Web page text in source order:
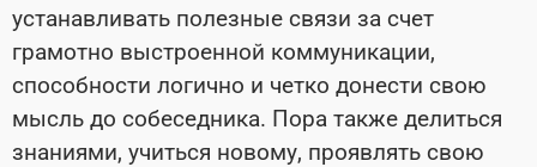
устанавливать полезные связи за счет
грамотно выстроенной коммуникации,
способности логично и четко донести свою
мысль до собеседника. Пора также делиться
знаниями, учиться новому, проявлять свою